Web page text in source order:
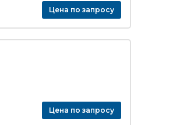
Цена по запросу
Цена по запросу